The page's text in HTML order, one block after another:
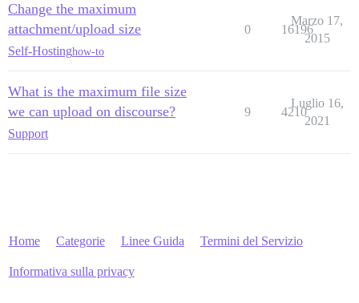
Change the maximum
attachment/upload size
Self-Hostinghow-to
0 16196
Marzo 17,
2015
What is the maximum file size
we can upload on discourse?
Support
9 4210
Luglio 16,
2021
Home Categorie Linee Guida Termini del Servizio
Informativa sulla privacy